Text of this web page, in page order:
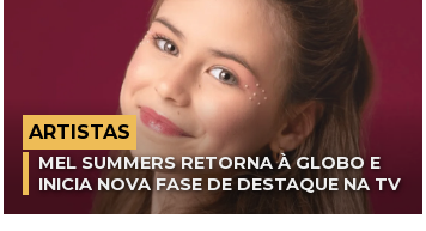
ARTISTAS
MEL SUMMERS RETORNA À GLOBO E
INICIA NOVA FASE DE DESTAQUE NA TV